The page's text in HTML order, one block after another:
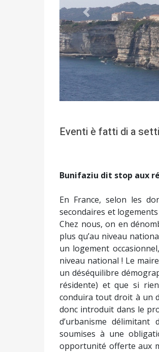
Précédent
Eventi è fatti di a
Bunifaziu dit stop aux
En France, selon les
secondaires et
Chez nous, on en
plus qu’au niveau
un logement
niveau national ! Le
un déséquilibre
résidente) et que si
conduira tout droit à un
donc introduit dans le
d’urbanisme
soumises à une
opportunité offerte aux